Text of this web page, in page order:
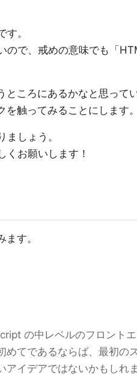
。
ので、戒めの意味でも「
ころにあるかなと思って
触ってみることにします。
しょう。
くお願いします！
す。
の中レベルのフロント
てであるならば、最初の
イデアではないかもしれ